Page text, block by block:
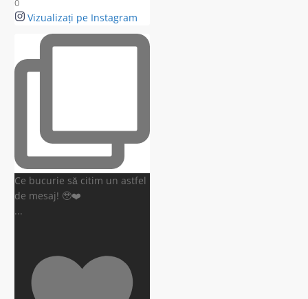
0
Vizualizați pe Instagram
Ce bucurie să citim un astfel
de mesaj! 🥹❤️
...